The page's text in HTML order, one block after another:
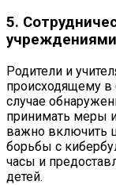
5.
учреждениями
Родители и
происходящему в
случае
принимать меры
важно включить
борьбы с
часы и
детей.